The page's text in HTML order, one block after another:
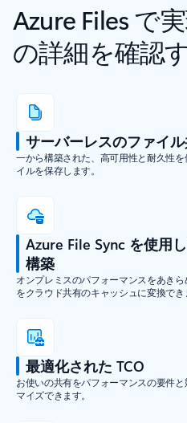
Azure Files で
の詳細を確認
サーバーレスのファイ
一から構築された、高可用性と耐久性
イルを保存します。
Azure File Sync を使用
構築
オンプレミスのパフォーマンスをあき
をクラウド共有のキャッシュに変換でき
最適化された TCO
お使いの共有をパフォーマンスの要件
マイズできます。